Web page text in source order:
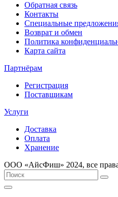
Обратная связь
Контакты
Специальные
Возврат и обмен
Политика
Карта сайта
Партнёрам
Регистрация
Поставщикам
Услуги
Доставка
Оплата
Хранение
ООО «AйсФиш» 2024, все